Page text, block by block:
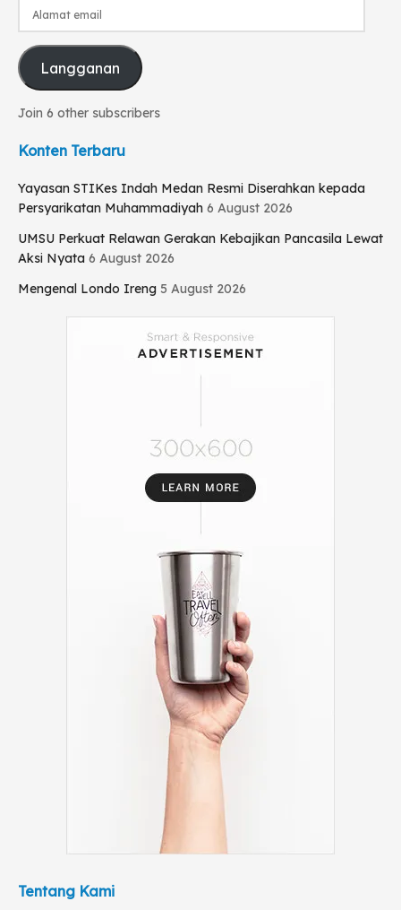
Langganan
Join 6 other subscribers
Konten Terbaru
Yayasan STIKes Indah Medan Resmi Diserahkan kepada
Persyarikatan Muhammadiyah 6 August 2026
UMSU Perkuat Relawan Gerakan Kebajikan Pancasila Lewat
Aksi Nyata 6 August 2026
Mengenal Londo Ireng 5 August 2026
Tentang Kami